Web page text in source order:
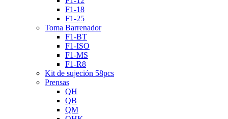
F1-18
F1-25
Toma Barrenador
F1-BT
F1-ISO
F1-MS
F1-R8
Kit de sujeción 58pcs
Prensas
QH
QB
QM